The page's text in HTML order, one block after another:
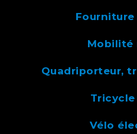
Mobilité
Quadriporteur,
Vélo